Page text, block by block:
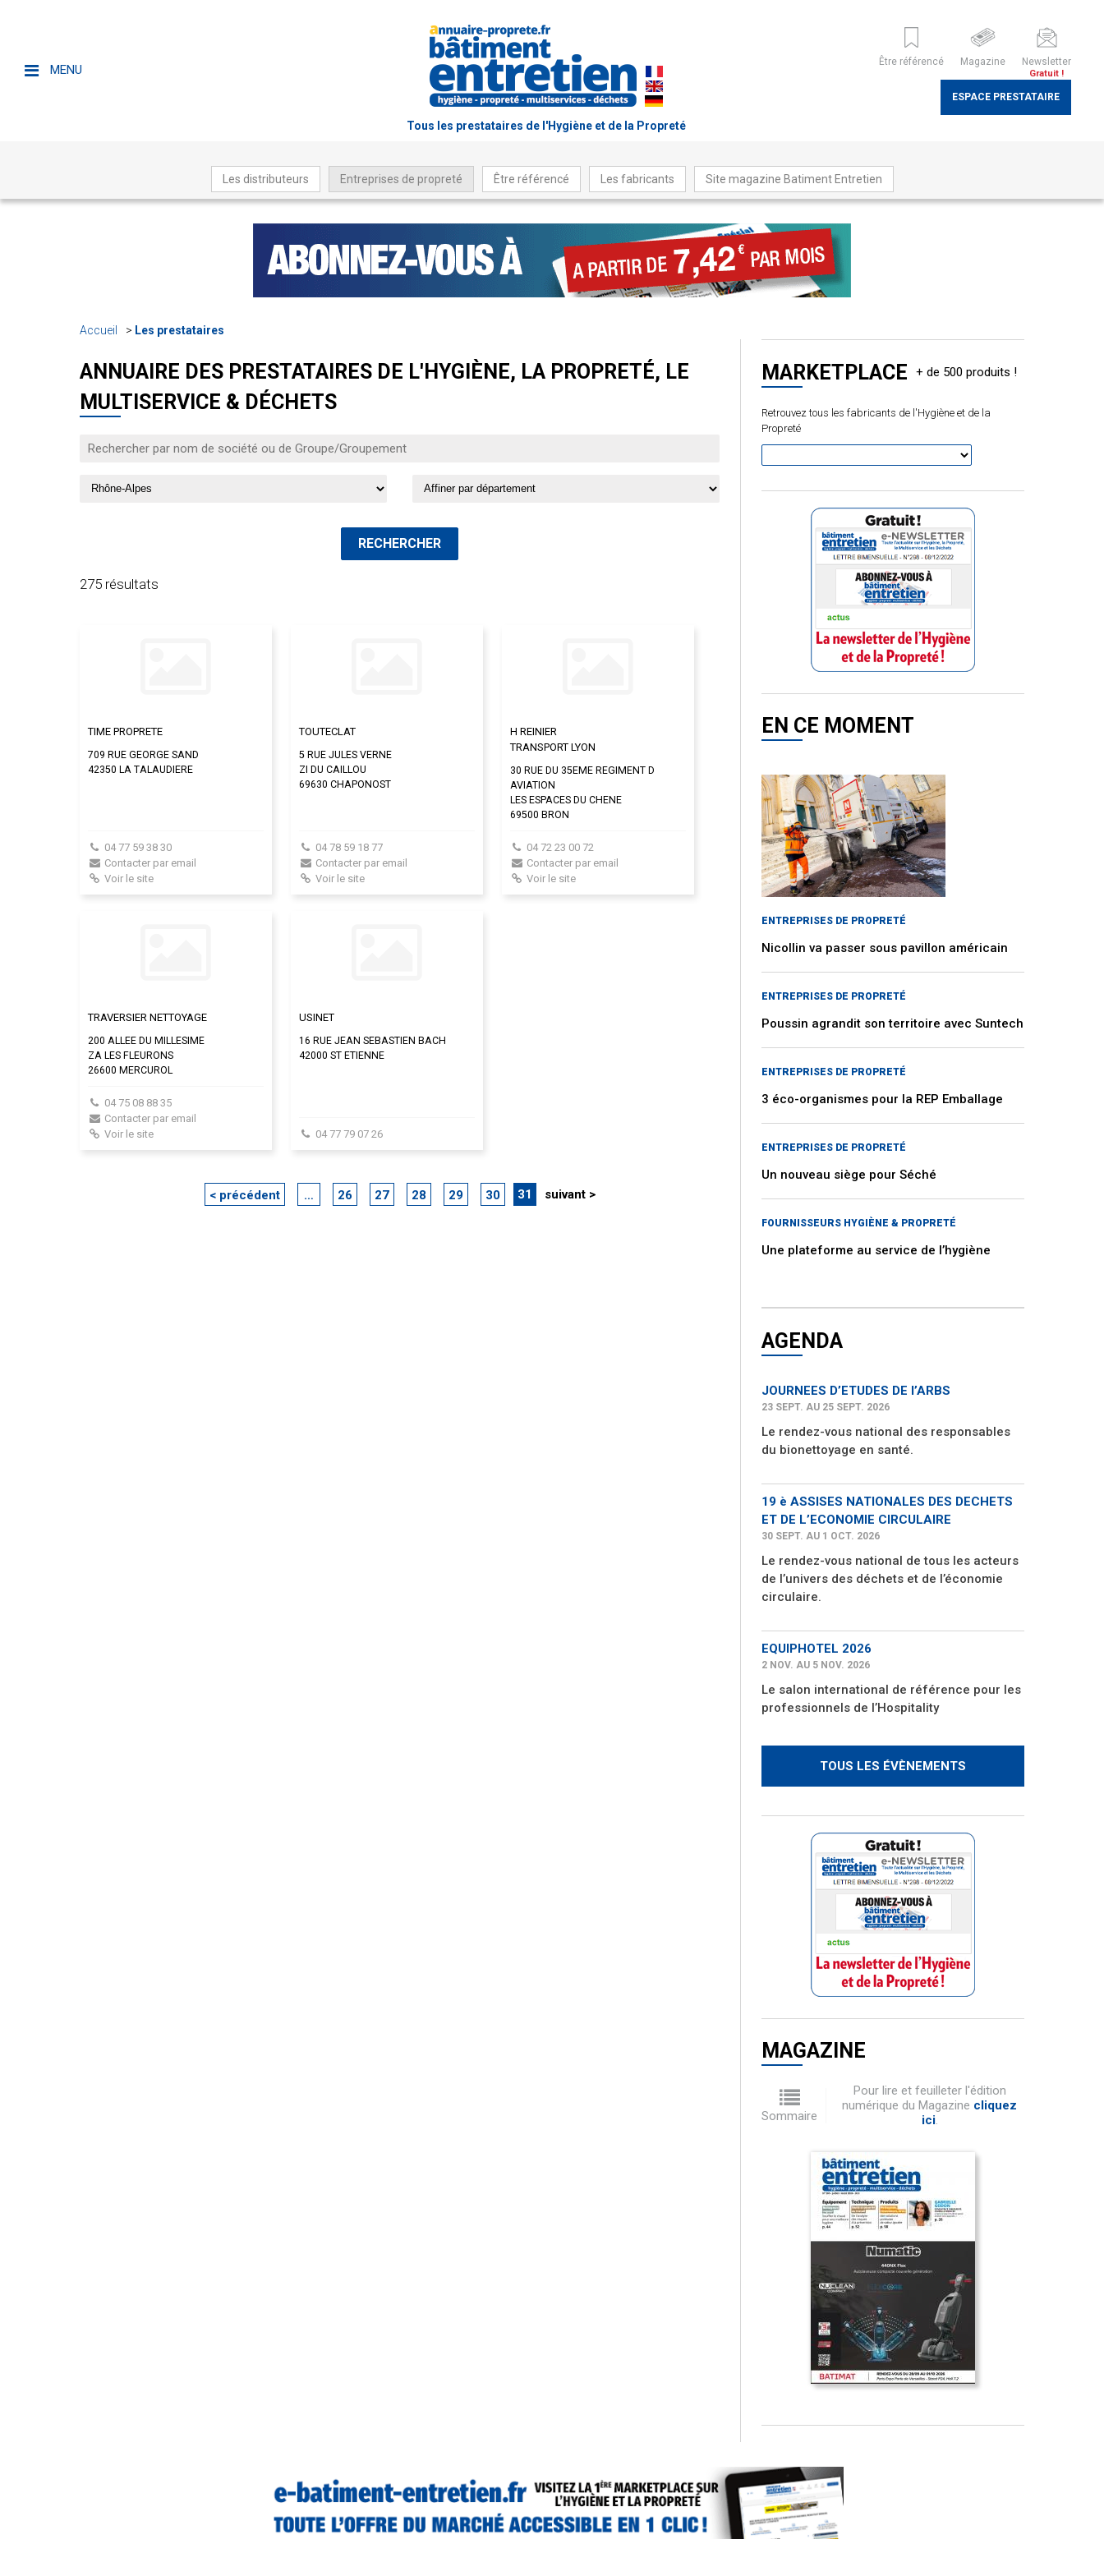
MENU
Tous les prestataires de l'Hygiène et de la Propreté
Être référencé Magazine Newsletter
Gratuit !
ESPACE PRESTATAIRE
Les distributeurs Entreprises de propreté Être référencé Les fabricants Site magazine Batiment Entretien
Accueil Les prestataires
ANNUAIRE DES PRESTATAIRES DE L'HYGIÈNE, LA PROPRETÉ, LE
MULTISERVICE & DÉCHETS
275 résultats
TIME PROPRETE
709 RUE GEORGE SAND
42350 LA TALAUDIERE
04 77 59 38 30
Contacter par email
Voir le site
TOUTECLAT
5 RUE JULES VERNE
ZI DU CAILLOU
69630 CHAPONOST
04 78 59 18 77
Contacter par email
Voir le site
H REINIER
TRANSPORT LYON
30 RUE DU 35EME REGIMENT D
AVIATION
LES ESPACES DU CHENE
69500 BRON
04 72 23 00 72
Contacter par email
Voir le site
TRAVERSIER NETTOYAGE
200 ALLEE DU MILLESIME
ZA LES FLEURONS
26600 MERCUROL
04 75 08 88 35
Contacter par email
Voir le site
USINET
16 RUE JEAN SEBASTIEN BACH
42000 ST ETIENNE
04 77 79 07 26
< précédent … 26 27 28 29 30 31 suivant >
MARKETPLACE
Retrouvez tous les fabricants de l'Hygiène et de la
Propreté
EN CE MOMENT
ENTREPRISES DE PROPRETÉ
Nicollin va passer sous pavillon américain
ENTREPRISES DE PROPRETÉ
Poussin agrandit son territoire avec Suntech
ENTREPRISES DE PROPRETÉ
3 éco-organismes pour la REP Emballage
ENTREPRISES DE PROPRETÉ
Un nouveau siège pour Séché
FOURNISSEURS HYGIÈNE & PROPRETÉ
Une plateforme au service de l’hygiène
AGENDA
JOURNEES D’ETUDES DE l’ARBS
23 SEPT. AU 25 SEPT. 2026
Le rendez-vous national des responsables
du bionettoyage en santé.
19 è ASSISES NATIONALES DES DECHETS
ET DE L’ECONOMIE CIRCULAIRE
30 SEPT. AU 1 OCT. 2026
Le rendez-vous national de tous les acteurs
de l’univers des déchets et de l’économie
circulaire.
EQUIPHOTEL 2026
2 NOV. AU 5 NOV. 2026
Le salon international de référence pour les
professionnels de l’Hospitality
TOUS LES ÉVÈNEMENTS
MAGAZINE
Sommaire
Pour lire et feuilleter l'édition
numérique du Magazine cliquez
ici.